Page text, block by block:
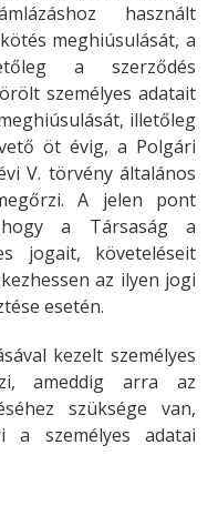
használt
meghiúsulását, a
a szerződés
személyes adatait
illetőleg
öt évig, a Polgári
V. törvény általános
A jelen pont
a Társaság a
jogait, követeléseit
az ilyen jogi
esetén.
kezelt személyes
ameddig arra az
szüksége van,
a személyes adatai